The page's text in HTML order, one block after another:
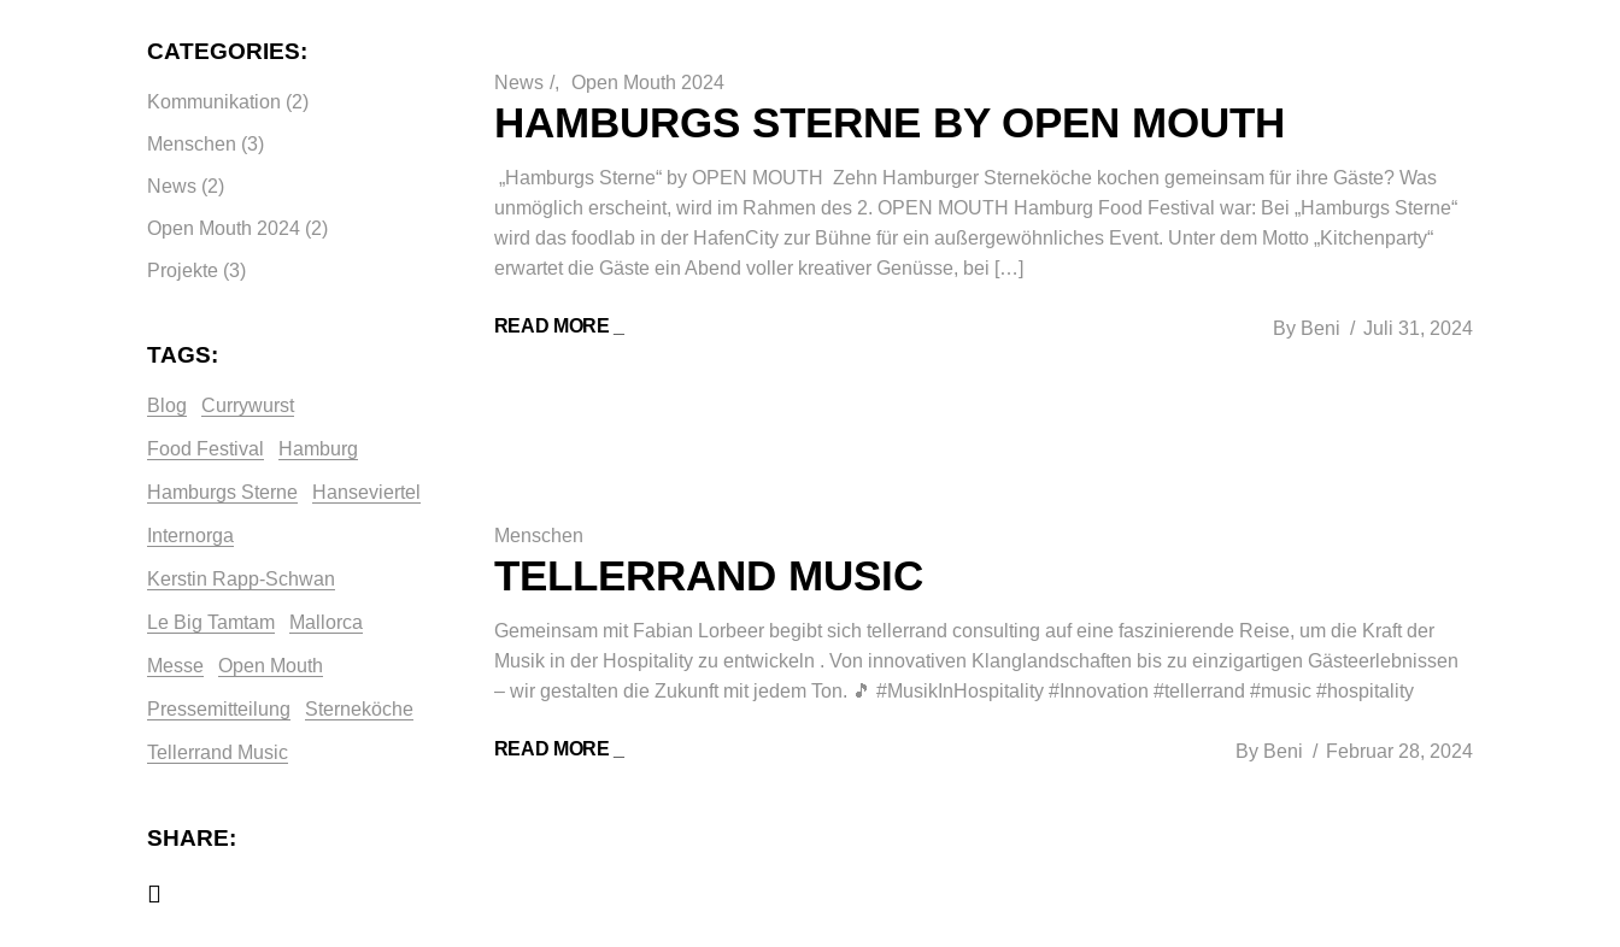
News / Open Mouth 2024
HAMBURGS STERNE BY OPEN MOUTH
„Hamburgs Sterne“ by OPEN MOUTH Zehn Hamburger Sterneköche kochen gemeinsam für ihre Gäste? Was
unmöglich erscheint, wird im Rahmen des 2. OPEN MOUTH Hamburg Food Festival war: Bei „Hamburgs Sterne“
wird das foodlab in der HafenCity zur Bühne für ein außergewöhnliches Event. Unter dem Motto „Kitchenparty“
erwartet die Gäste ein Abend voller kreativer Genüsse, bei […]
READ MORE _ By Beni Juli 31, 2024
Menschen
TELLERRAND MUSIC
Gemeinsam mit Fabian Lorbeer begibt sich tellerrand consulting auf eine faszinierende Reise, um die Kraft der
Musik in der Hospitality zu entwickeln . Von innovativen Klanglandschaften bis zu einzigartigen Gästeerlebnissen
– wir gestalten die Zukunft mit jedem Ton. 🎵 #MusikInHospitality #Innovation #tellerrand #music #hospitality
READ MORE _ By Beni Februar 28, 2024
CATEGORIES:
Kommunikation (2)
Menschen (3)
News (2)
Open Mouth 2024 (2)
Projekte (3)
TAGS:
Blog Currywurst
Food Festival Hamburg
Hamburgs Sterne Hanseviertel
Internorga
Kerstin Rapp-Schwan
Le Big Tamtam Mallorca
Messe Open Mouth
Pressemitteilung Sterneköche
Tellerrand Music
SHARE: